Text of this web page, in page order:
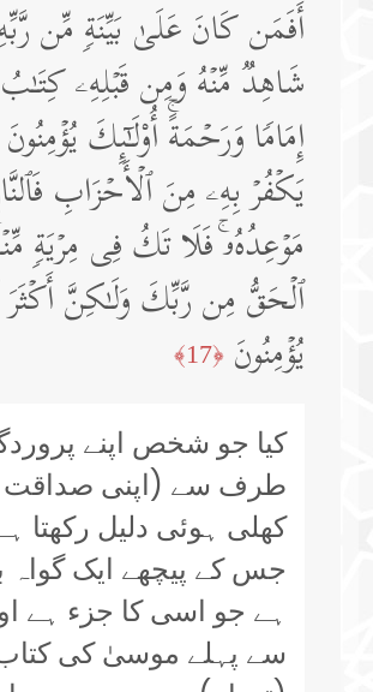
أَفَمَن كَانَ عَلَىٰ بَیِّنَةࣲ مِّن
شَاهِدࣱ مِّنۡهُ وَمِن قَبۡلِهِۦ
إِمَامࣰا وَرَحۡمَةًۚ أُو۟لَـٰۤىِٕكَ
یَكۡفُرۡ بِهِۦ مِنَ ٱلۡأَحۡزَابِ
مَوۡعِدُهُۥۚ فَلَا تَكُ فِی مِرۡیَةࣲ
ٱلۡحَقُّ مِن رَّبِّكَ وَلَـٰكِنَّ أَكۡثَرَ
یُؤۡمِنُونَ ﴿17﴾
کیا جو شخص اپنے
طرف سے (اپنی
کھلی ہوئی دلیل رکھتا
جس کے پیچھے ایک گواہ
ہے جو اسی کا جزء ہے
سے پہلے موسیٰ کی